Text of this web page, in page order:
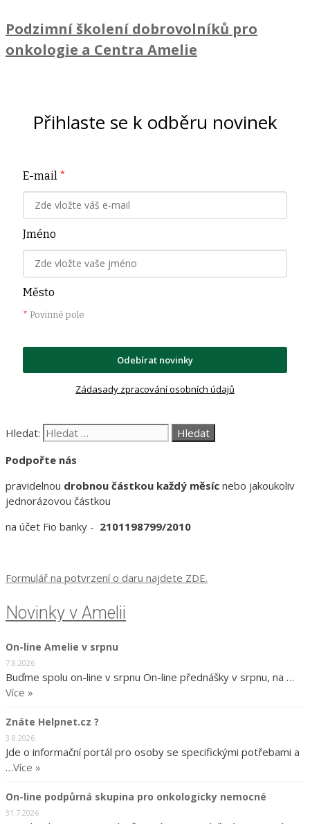
Podzimní školení dobrovolníků pro
onkologie a Centra Amelie
Přihlaste se k odběru novinek
E-mail *
Jméno
Město
* Povinné pole
Odebírat novinky
Zádasady zpracování osobních údajů
Hledat:
Podpořte nás
pravidelnou drobnou částkou každý měsíc nebo jakoukoliv
jednorázovou částkou
na účet Fio banky - 2101198799/2010
Formulář na potvrzení o daru najdete ZDE.
Novinky v Amelii
On-line Amelie v srpnu
7.8.2026
Buďme spolu on-line v srpnu On-line přednášky v srpnu, na …
Více »
Znáte Helpnet.cz ?
3.8.2026
Jde o informační portál pro osoby se specifickými potřebami a
…Více »
On-line podpůrná skupina pro onkologicky nemocné
31.7.2026